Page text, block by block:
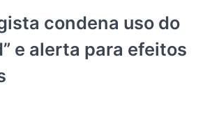
condena uso do
e alerta para efeitos